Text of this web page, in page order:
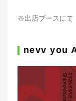
※出店ブースにて
nevv you